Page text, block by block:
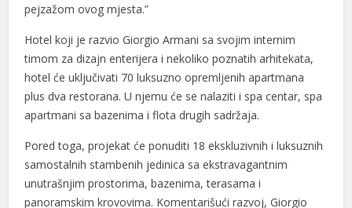
pejzažom ovog mjesta.”
Hotel koji je razvio Giorgio Armani sa svojim internim
timom za dizajn enterijera i nekoliko poznatih arhitekata,
hotel će uključivati ​​70 luksuzno opremljenih apartmana
plus dva restorana. U njemu će se nalaziti i spa centar, spa
apartmani sa bazenima i flota drugih sadržaja.
Pored toga, projekat će ponuditi 18 ekskluzivnih i luksuznih
samostalnih stambenih jedinica sa ekstravagantnim
unutrašnjim prostorima, bazenima, terasama i
panoramskim krovovima. Komentarišući razvoj, Giorgio